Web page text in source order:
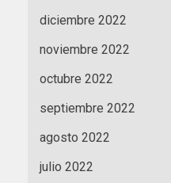
diciembre 2022
noviembre 2022
octubre 2022
septiembre 2022
agosto 2022
julio 2022